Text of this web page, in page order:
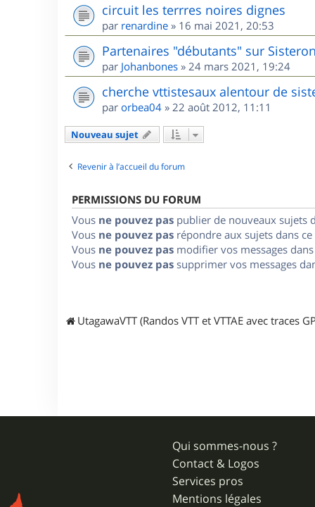
circuit les terrres noires dignes
par renardine » 16 mai 2021, 20:53
Partenaires "débutants" sur
par Johanbones » 24 mars 2021, 19:24
cherche vttistesaux alentour de
par orbea04 » 22 août 2012, 11:11
Nouveau sujet
Revenir à l’accueil du forum
PERMISSIONS DU FORUM
Vous ne pouvez pas publier de nouveaux sujets
Vous ne pouvez pas répondre aux sujets dans
Vous ne pouvez pas modifier vos messages
Vous ne pouvez pas supprimer vos messages
UtagawaVTT (Randos VTT et VTTAE avec traces
Qui sommes-nous ?
Contact & Logos
Services pros
Mentions légales